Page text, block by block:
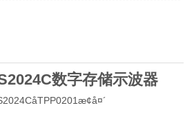
数字存储示波器